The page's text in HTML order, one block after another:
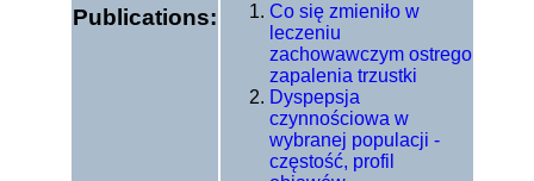
Publications:
Co się zmieniło w
leczeniu
zachowawczym ostrego
zapalenia trzustki
Dyspepsja
czynnościowa w
wybranej populacji -
częstość, profil